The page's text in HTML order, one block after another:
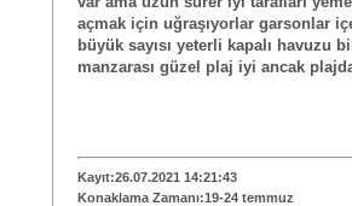
açmak için uğraşıyorlar garsonlar
büyük sayısı yeterli kapalı havuzu
manzarası güzel plaj iyi ancak
Kayıt:26.07.2021 14:21:43
Konaklama Zamanı:19-24 temmuz